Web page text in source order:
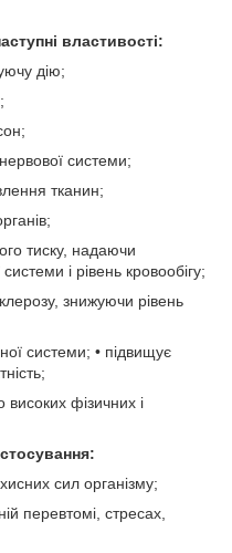
властивості:
дію;
системи;
тканин;
тиску, надаючи
і рівень кровообігу;
знижуючи рівень
системи; • підвищує
високих фізичних і
сил організму;
перевтомі, стресах,